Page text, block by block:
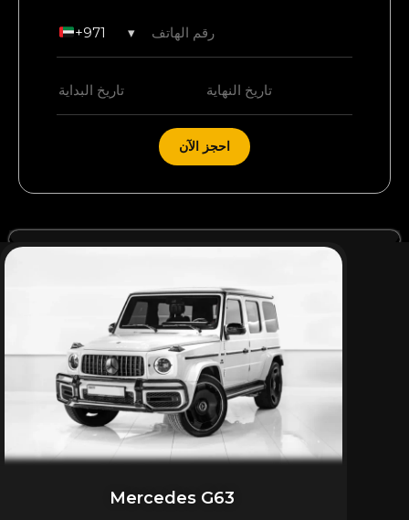
+971 ▾
احجز الآن
Mercedes G63